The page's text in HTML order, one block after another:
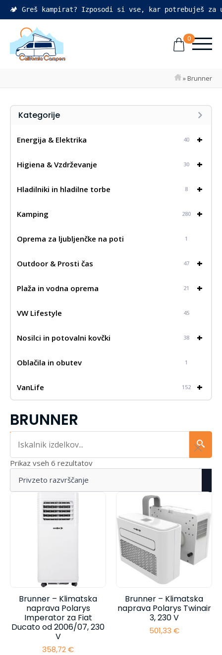
🏕️ Greš kampirat? Izposodi si vse, kar potrebuješ
0
»Brunner
Kategorije
+
Energija & Elektrika 40
+
Higiena & Vzdrževanje 30
+
Hladilniki in hladilne torbe 8
+
Kamping 280
Oprema za ljubljenčke na poti 1
+
Outdoor & Prosti čas 47
+
Plaža in vodna oprema 21
VW Lifestyle 45
+
Nosilci in potovalni kovčki 38
Oblačila in obutev 1
+
VanLife 152
BRUNNER
Iskalnik...
Prikaz vseh 6 rezultatov
Brunner – Klimatska
naprava Polarys
Imperator za Fiat
Ducato od 2006/07, 230
V
358,72€
Brunner – Klimatska
naprava Polarys Twinair
3, 230 V
501,33 €